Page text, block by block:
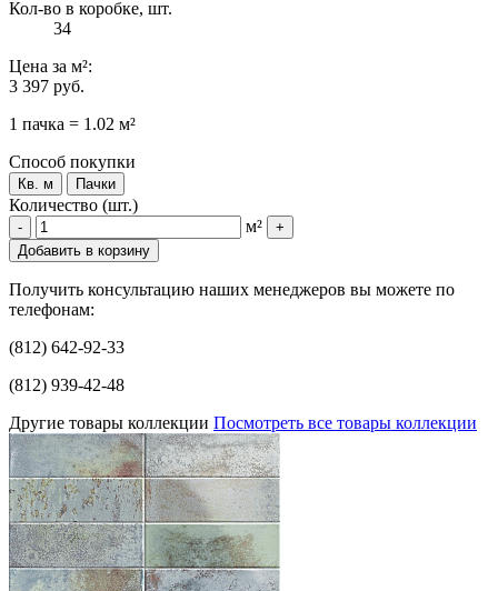
Кол-во в коробке, шт.
34
Цена за м²:
3 397 руб.
1 пачка = 1.02 м²
Способ покупки
Кв. м Пачки
Количество (шт.)
- м²
+
Добавить в корзину
Получить консультацию наших менеджеров вы можете по
телефонам:
(812) 642-92-33
(812) 939-42-48
Другие товары коллекции Посмотреть все товары коллекции